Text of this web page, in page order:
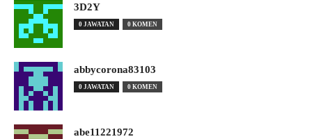
3D2Y
0 JAWATAN 0 KOMEN
abbycorona83103
0 JAWATAN 0 KOMEN
abe11221972